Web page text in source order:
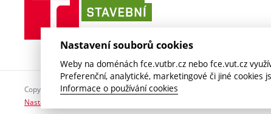
stavební
VUT
Brně
Copyright © 2026 VUT v Brně
Nastavení cookies
Nastavení souborů cookies
Weby na doménách fce.vutbr.cz nebo fce.vut.cz
Preferenční, analytické, marketingové či jiné cookies
Informace o používání cookies